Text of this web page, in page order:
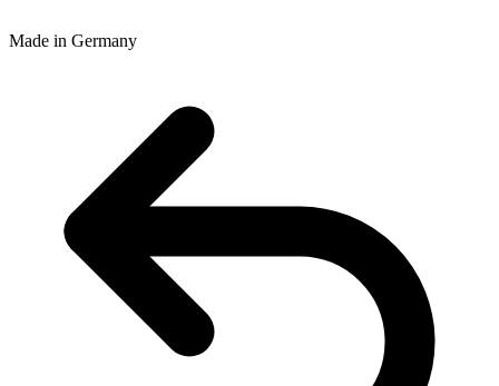
Made in Germany